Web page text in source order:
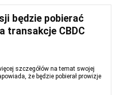
będzie pobierać
transakcje CBDC
szczegółów na temat swojej
że będzie pobierał prowizje